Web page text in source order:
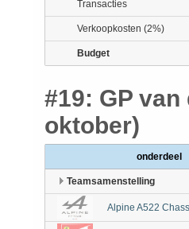
Transacties
Verkoopkosten (2%)
Budget
#19: GP
oktober)
onderdeel
Teamsamenstelling
Alpine A522